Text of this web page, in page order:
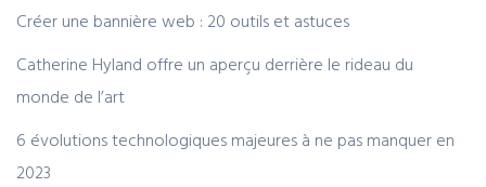
Créer une bannière web : 20 outils et astuces
Catherine Hyland offre un aperçu derrière le rideau du
monde de l’art
6 évolutions technologiques majeures à ne pas manquer en
2023